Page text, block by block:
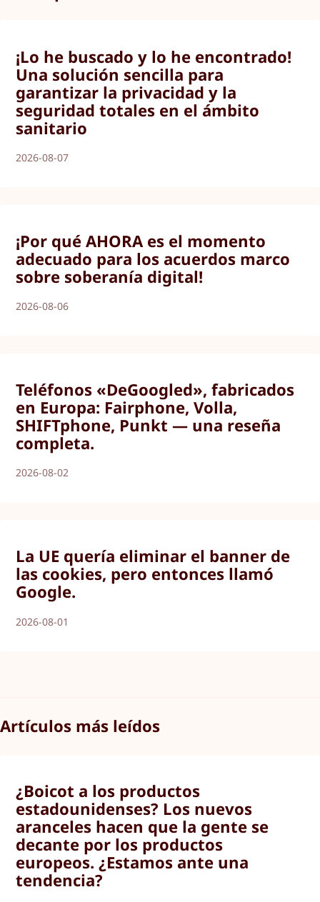
¡Lo he buscado y lo he encontrado!
Una solución sencilla para
garantizar la privacidad y la
seguridad totales en el ámbito
sanitario
2026-08-07
¡Por qué AHORA es el momento
adecuado para los acuerdos marco
sobre soberanía digital!
2026-08-06
Teléfonos «DeGoogled», fabricados
en Europa: Fairphone, Volla,
SHIFTphone, Punkt — una reseña
completa.
2026-08-02
La UE quería eliminar el banner de
las cookies, pero entonces llamó
Google.
2026-08-01
Artículos más leídos
¿Boicot a los productos
estadounidenses? Los nuevos
aranceles hacen que la gente se
decante por los productos
europeos. ¿Estamos ante una
tendencia?